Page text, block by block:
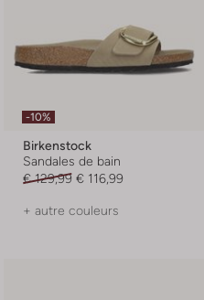
-10%
Birkenstock
Sandales de bain
€ 129,99 € 116,99
+ autre couleurs